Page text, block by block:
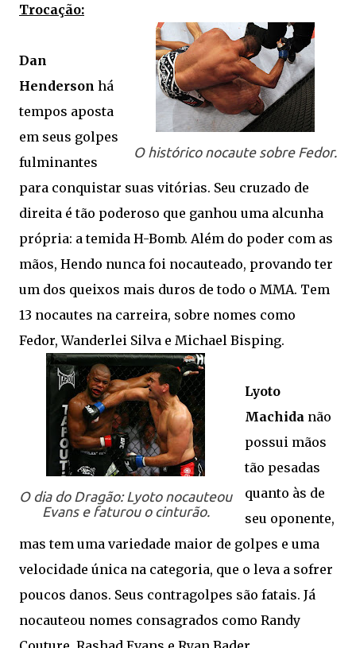
Trocação:
O histórico nocaute sobre Fedor.
Dan
Henderson há
tempos aposta
em seus golpes
fulminantes
para conquistar suas vitórias. Seu cruzado de
direita é tão poderoso que ganhou uma alcunha
própria: a temida H-Bomb. Além do poder com as
mãos, Hendo nunca foi nocauteado, provando ter
um dos queixos mais duros de todo o MMA. Tem
13 nocautes na carreira, sobre nomes como
Fedor, Wanderlei Silva e Michael Bisping.
O dia do Dragão: Lyoto nocauteou
Evans e faturou o cinturão.
Lyoto
Machida não
possui mãos
tão pesadas
quanto às de
seu oponente,
mas tem uma variedade maior de golpes e uma
velocidade única na categoria, que o leva a sofrer
poucos danos. Seus contragolpes são fatais. Já
nocauteou nomes consagrados como Randy